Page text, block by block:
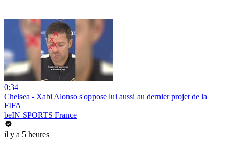
0:34
Chelsea - Xabi Alonso s'oppose lui aussi au dernier projet de la
FIFA
beIN SPORTS France
il y a 5 heures